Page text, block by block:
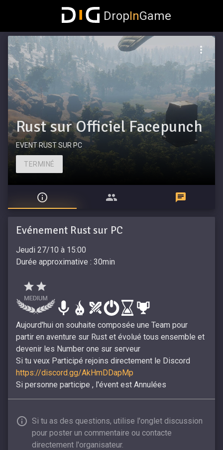
DropInGame
Rust sur Officiel Facepunch
EVENT RUST SUR PC
TERMINÉ
Evénement Rust sur PC
Jeudi 27/10 à 15:00
Durée approximative : 30min
Aujourd'hui on souhaite composée une Team pour
partir en aventure sur Rust et évolué tous ensemble et
devenir les Number one sur serveur
Si tu veux Participé rejoins directement le Discord
https://discord.gg/AkHmDDapMp
Si personne participe , l'évent est Annulées
Si tu as des questions, utilise l'onglet discussion
pour poster un commentaire ou contacte
directement l'organisateur.